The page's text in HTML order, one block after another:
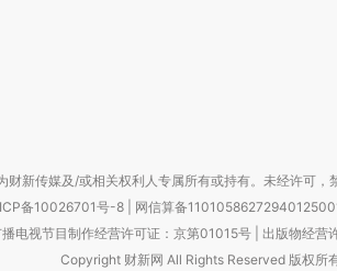
财新传媒及/或相关权利人专属所有或持有。未经许可，
备10026701号-8 网信算备
播电视节目制作经营许可证：京第01015号| 出版物经营
Copyright 财新网 All Rights Reserved 版权所